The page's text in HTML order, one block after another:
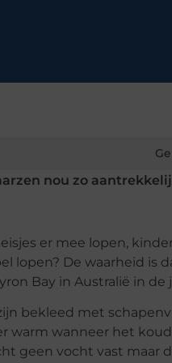
nou zo
er mee lopen,
lopen? De waarheid is
Bay in Australië in de
bekleed met
warm wanneer het
geen vocht vast maar